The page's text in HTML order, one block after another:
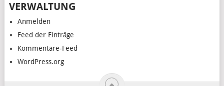
VERWALTUNG
Anmelden
Feed der Einträge
Kommentare-Feed
WordPress.org